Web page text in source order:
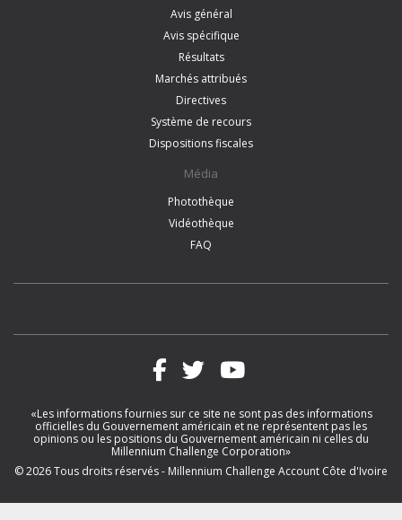
Avis général
Avis spécifique
Résultats
Marchés attribués
Directives
Système de recours
Dispositions fiscales
Média
Photothèque
Vidéothèque
FAQ
«Les informations fournies sur ce site ne sont pas des informations
officielles du Gouvernement américain et ne représentent pas les
opinions ou les positions du Gouvernement américain ni celles du
Millennium Challenge Corporation»
© 2026 Tous droits réservés - Millennium Challenge Account Côte d'Ivoire